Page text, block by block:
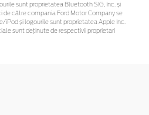
sunt proprietatea Bluetooth SIG, Inc. și
de către compania Ford Motor Company se
iPod și logourile sunt proprietatea Apple Inc.
sunt deținute de respectivii proprietari